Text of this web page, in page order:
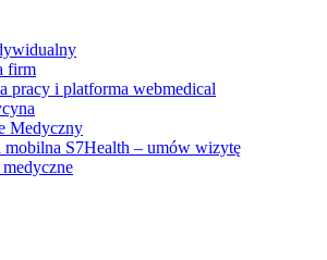
firm
pracy i platforma webmedical
Medyczny
mobilna S7Health – umów wizytę